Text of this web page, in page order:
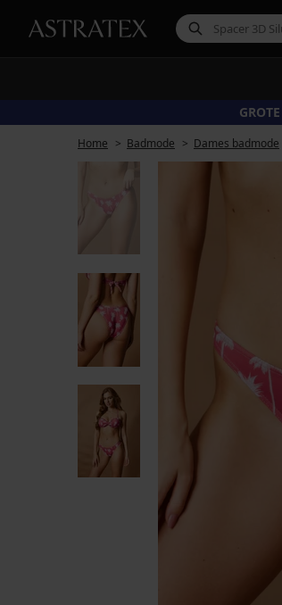
Home Badmode Dames badmode